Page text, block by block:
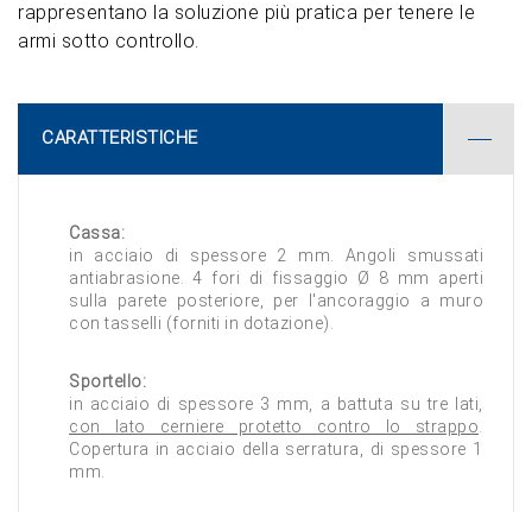
rappresentano la soluzione più pratica per tenere le
armi sotto controllo.
CARATTERISTICHE
Cassa:
in acciaio di spessore 2 mm. Angoli smussati
antiabrasione. 4 fori di fissaggio Ø 8 mm aperti
sulla parete posteriore, per l'ancoraggio a muro
con tasselli (forniti in dotazione).
Sportello:
in acciaio di spessore 3 mm, a battuta su tre lati,
con lato cerniere protetto contro lo strappo
Copertura in acciaio della serratura, di spessore 1
mm.